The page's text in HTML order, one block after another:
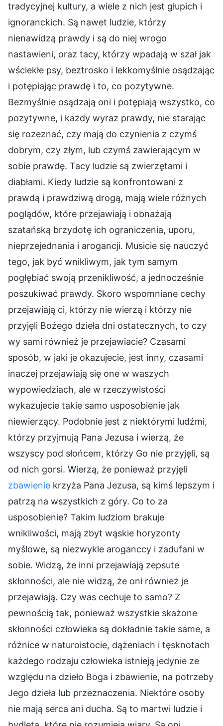
tradycyjnej kultury, a wiele z nich jest głupich i
ignoranckich. Są nawet ludzie, którzy
nienawidzą prawdy i są do niej wrogo
nastawieni, oraz tacy, którzy wpadają w szał jak
wściekłe psy, beztrosko i lekkomyślnie osądzając
i potępiając prawdę i to, co pozytywne.
Bezmyślnie osądzają oni i potępiają wszystko, co
pozytywne, i każdy wyraz prawdy, nie starając
się rozeznać, czy mają do czynienia z czymś
dobrym, czy złym, lub czymś zawierającym w
sobie prawdę. Tacy ludzie są zwierzętami i
diabłami. Kiedy ludzie są konfrontowani z
prawdą i prawdziwą drogą, mają wiele różnych
poglądów, które przejawiają i obnażają
szatańską brzydotę ich ograniczenia, uporu,
nieprzejednania i arogancji. Musicie się nauczyć
tego, jak być wnikliwym, jak tym samym
pogłębiać swoją przenikliwość, a jednocześnie
poszukiwać prawdy. Skoro wspomniane cechy
przejawiają ci, którzy nie wierzą i którzy nie
przyjęli Bożego dzieła dni ostatecznych, to czy
wy sami również je przejawiacie? Czasami
sposób, w jaki je okazujecie, jest inny, czasami
inaczej przejawiają się one w waszych
wypowiedziach, ale w rzeczywistości
wykazujecie takie samo usposobienie jak
niewierzący. Podobnie jest z niektórymi ludźmi,
którzy przyjmują Pana Jezusa i wierzą, że
wszyscy pod słońcem, którzy Go nie przyjęli, są
od nich gorsi. Wierzą, że ponieważ przyjęli
zbawienie krzyża Pana Jezusa, są kimś lepszym i
patrzą na wszystkich z góry. Co to za
usposobienie? Takim ludziom brakuje
wnikliwości, mają zbyt wąskie horyzonty
myślowe, są niezwykle aroganccy i zadufani w
sobie. Widzą, że inni przejawiają zepsute
skłonności, ale nie widzą, że oni również je
przejawiają. Czy was cechuje to samo? Z
pewnością tak, ponieważ wszystkie skażone
skłonności człowieka są dokładnie takie same, a
różnice w naturoistocie, dążeniach i tęsknotach
każdego rodzaju człowieka istnieją jedynie ze
względu na dzieło Boga i zbawienie, na potrzeby
Jego dzieła lub przeznaczenia. Niektóre osoby
nie mają serca ani ducha. Są to martwi ludzie i